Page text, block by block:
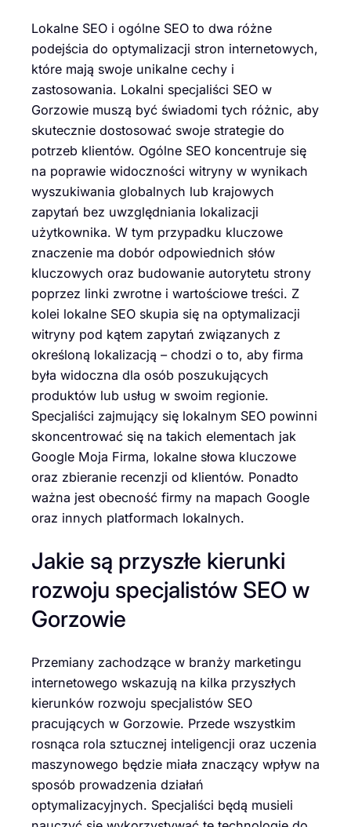
Lokalne SEO i ogólne SEO to dwa różne
podejścia do optymalizacji stron internetowych,
które mają swoje unikalne cechy i
zastosowania. Lokalni specjaliści SEO w
Gorzowie muszą być świadomi tych różnic, aby
skutecznie dostosować swoje strategie do
potrzeb klientów. Ogólne SEO koncentruje się
na poprawie widoczności witryny w wynikach
wyszukiwania globalnych lub krajowych
zapytań bez uwzględniania lokalizacji
użytkownika. W tym przypadku kluczowe
znaczenie ma dobór odpowiednich słów
kluczowych oraz budowanie autorytetu strony
poprzez linki zwrotne i wartościowe treści. Z
kolei lokalne SEO skupia się na optymalizacji
witryny pod kątem zapytań związanych z
określoną lokalizacją – chodzi o to, aby firma
była widoczna dla osób poszukujących
produktów lub usług w swoim regionie.
Specjaliści zajmujący się lokalnym SEO powinni
skoncentrować się na takich elementach jak
Google Moja Firma, lokalne słowa kluczowe
oraz zbieranie recenzji od klientów. Ponadto
ważna jest obecność firmy na mapach Google
oraz innych platformach lokalnych.
Jakie są przyszłe kierunki
rozwoju specjalistów SEO w
Gorzowie
Przemiany zachodzące w branży marketingu
internetowego wskazują na kilka przyszłych
kierunków rozwoju specjalistów SEO
pracujących w Gorzowie. Przede wszystkim
rosnąca rola sztucznej inteligencji oraz uczenia
maszynowego będzie miała znaczący wpływ na
sposób prowadzenia działań
optymalizacyjnych. Specjaliści będą musieli